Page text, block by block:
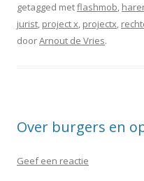
getagged metflashmob,
jurist, project x, projectx,
doorArnout de Vries.
Over burgers en
Geef een reactie